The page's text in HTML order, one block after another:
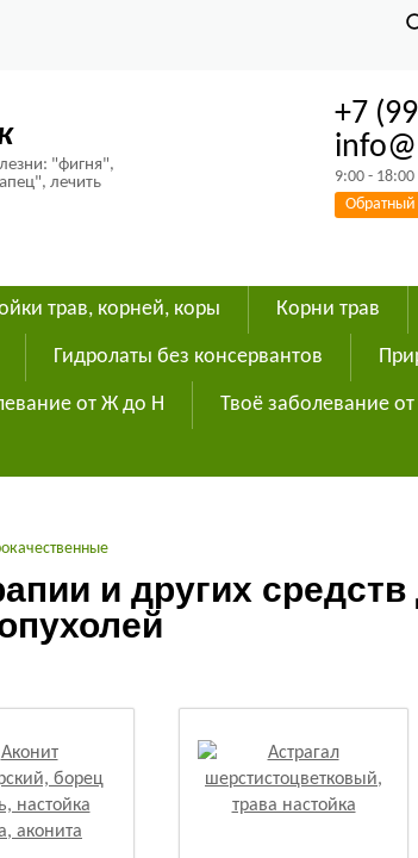
"фигня",
лечить
+7
9:00 -
Обратный
трав, корней, коры Корни трав
Гидролаты без консервантов
от Ж до Н Твоё заболевание
и других средств